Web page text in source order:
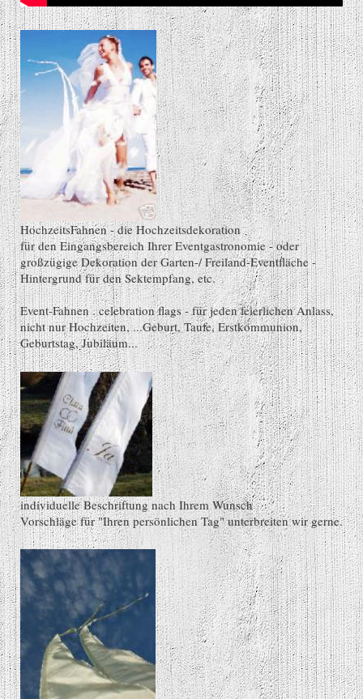
HochzeitsFahnen - die Hochzeitsdekoration
für den Eingangsbereich Ihrer Eventgastronomie - oder
großzügige Dekoration der Garten-/ Freiland-Eventfläche -
Hintergrund für den Sektempfang, etc.
Event-Fahnen . celebration flags - für jeden feierlichen Anlass,
nicht nur Hochzeiten, ...Geburt, Taufe, Erstkommunion,
Geburtstag, Jubiläum...
individuelle Beschriftung nach Ihrem Wunsch
Vorschläge für "Ihren persönlichen Tag" unterbreiten wir gerne.